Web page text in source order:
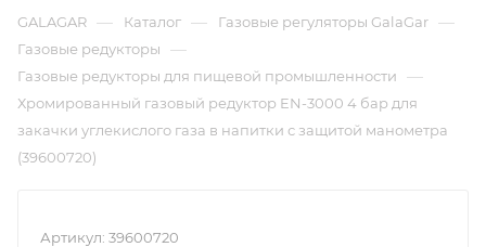
GALAGAR — Каталог — Газовые регуляторы GalaGar —
Газовые редукторы —
Газовые редукторы для пищевой промышленности —
Хромированный газовый редуктор EN-3000 4 бар для
закачки углекислого газа в напитки с защитой манометра
(39600720)
Артикул: 39600720